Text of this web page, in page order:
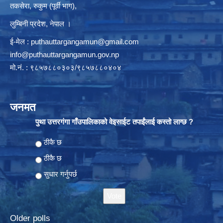
तकसेरा, रुकुम (पूर्वी भाग),
लुम्बिनी प्रदेश, नेपाल ।
ई-मेल : puthauttargangamun@gmail.com
info@puthauttargangamun.gov.np
मो.नं. : ९८५७८८०३०३/९८५७८८०४०४
जनमत
पुथा उत्तरगंगा गाँउपालिकाको वेइसाईट तपाईंलाई कस्तो लाग्छ ?
Choices
ठीकै छ
ठीकै छ
सुधार गर्नुपर्छ
Older polls